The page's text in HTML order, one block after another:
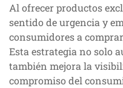
Al ofrecer productos
sentido de urgencia y
consumidores a
Esta estrategia no solo
también mejora la
compromiso del